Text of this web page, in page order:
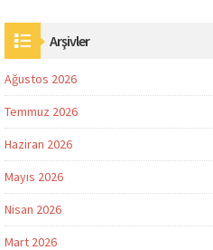
Arşivler
Ağustos 2026
Temmuz 2026
Haziran 2026
Mayıs 2026
Nisan 2026
Mart 2026